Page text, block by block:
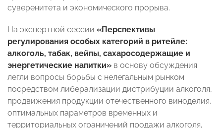
суверенитета и экономического прорыва.
На экспертной сессии «Перспективы
регулирования особых категорий в ритейле:
алкоголь, табак, вейпы, сахаросодержащие и
энергетические напитки» в основу обсуждения
легли вопросы борьбы с нелегальным рынком
посредством либерализации дистрибуции алкоголя,
продвижения продукции отечественного виноделия,
оптимальных параметров временных и
территориальных ограничений продажи алкоголя,